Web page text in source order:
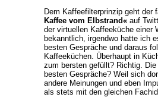
Dem Kaffeefilterprinzip geht der
Kaffee vom Elbstrand« auf
der virtuellen Kaffeeküche einer
bekanntlich, irgendwo hatte ich
besten Gespräche und daraus
Kaffeeküchen. Überhaupt in
zum bersten gefüllt? Richtig.
besten Gespräche? Weil sich
andere Meinungen und eben
als stets mit den gleichen